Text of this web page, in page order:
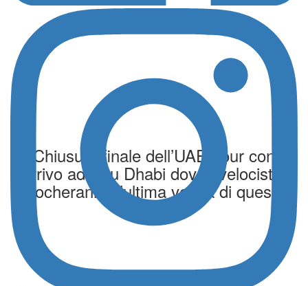
Chiusura finale dell’UAE Tour con
l’arrivo ad Abu Dhabi dove i velocisti si
giocheranno l’ultima volata di questa